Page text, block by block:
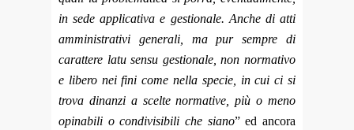
in sede applicativa e gestionale. Anche di atti
amministrativi generali, ma pur sempre di
carattere latu sensu gestionale, non normativo
e libero nei fini come nella specie, in cui ci si
trova dinanzi a scelte normative, più o meno
opinabili o condivisibili che siano” ed ancora